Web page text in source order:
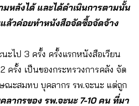
มหลังได้ และได้ดำเนินการตามนั้น
ล้วค่อยทำหนังสือจัดซื้อจัดจ้าง
ะไป 3 ครั้ง ครั้งแรกหนังสือเวียน
ครั้ง เป็นของกระทรวงการคลัง จัด
ณะสมทบ บุคลากร รพ.จะนะ แต่ถูก
ลากรของ รพ.จะนะ 7-10 คน ที่มา